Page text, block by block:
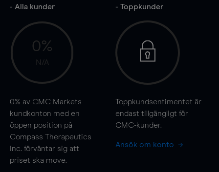
- Alla kunder
0%
N/A
0% av CMC Markets
kundkonton med en
öppen position på
Compass Therapeutics
Inc. förväntar sig att
priset ska move.
- Toppkunder
Toppkundsentimentet är
endast tillgängligt för
CMC-kunder.
Ansök om konto